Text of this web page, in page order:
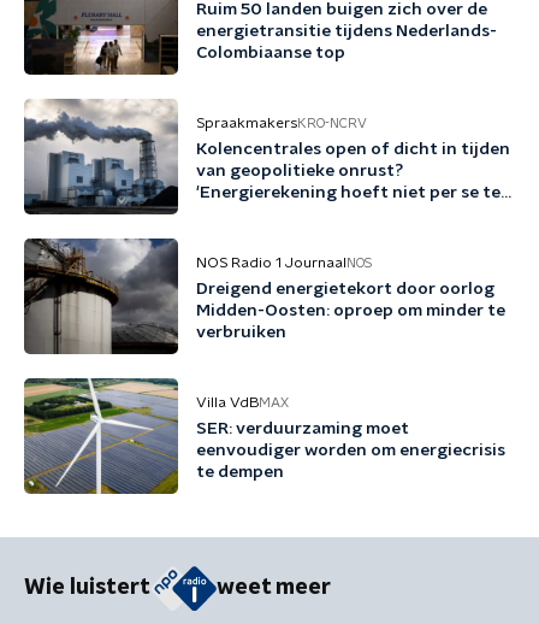
Ruim 50 landen buigen zich over de
energietransitie tijdens Nederlands-
Colombiaanse top
SpraakmakersKRO-NCRV
Kolencentrales open of dicht in tijden
van geopolitieke onrust?
'Energierekening hoeft niet per se te
NOS Radio 1 Journaal NOS
Dreigend energietekort door oorlog
Midden-Oosten: oproep om minder te
verbruiken
Villa VdBMAX
SER: verduurzaming moet
eenvoudiger worden om energiecrisis
te dempen
Wie luistert weet meer